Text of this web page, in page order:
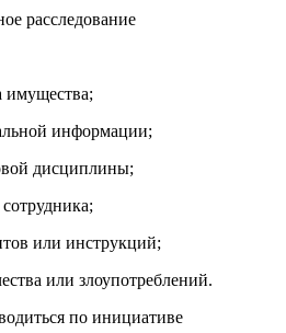
расследование
имущества;
информации;
дисциплины;
или инструкций;
или злоупотреблений.
по инициативе